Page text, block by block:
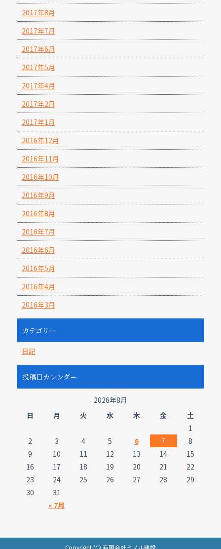
2017年8月
2017年7月
2017年6月
2017年5月
2017年4月
2017年2月
2017年1月
2016年12月
2016年11月
2016年10月
2016年9月
2016年8月
2016年7月
2016年6月
2016年5月
2016年4月
2016年3月
カテゴリー
日記
投稿日カレンダー
2026年8月
日
月 火 水 木 金 土
« 7月
1
2
3 4 5 6 7
8
9
10 11 12 13 14
15
16
17 18 19 20 21
22
23
24 25 26 27 28
29
30
31
Copyright (C) 有限会社ミノル建設